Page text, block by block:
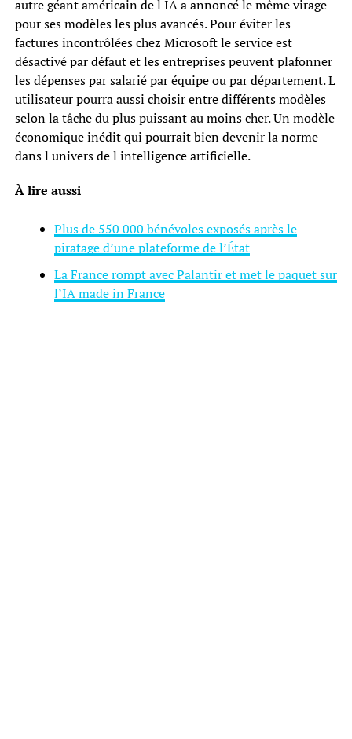
autre géant américain de l IA a annoncé le même virage
pour ses modèles les plus avancés. Pour éviter les
factures incontrôlées chez Microsoft le service est
désactivé par défaut et les entreprises peuvent plafonner
les dépenses par salarié par équipe ou par département. L
utilisateur pourra aussi choisir entre différents modèles
selon la tâche du plus puissant au moins cher. Un modèle
économique inédit qui pourrait bien devenir la norme
dans l univers de l intelligence artificielle.
À lire aussi
Plus de 550 000 bénévoles exposés après le
piratage d’une plateforme de l’État
La France rompt avec Palantir et met le paquet sur
l’IA made in France